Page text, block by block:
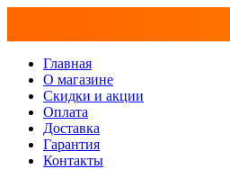
Главная
О магазине
Скидки и акции
Оплата
Доставка
Гарантия
Контакты